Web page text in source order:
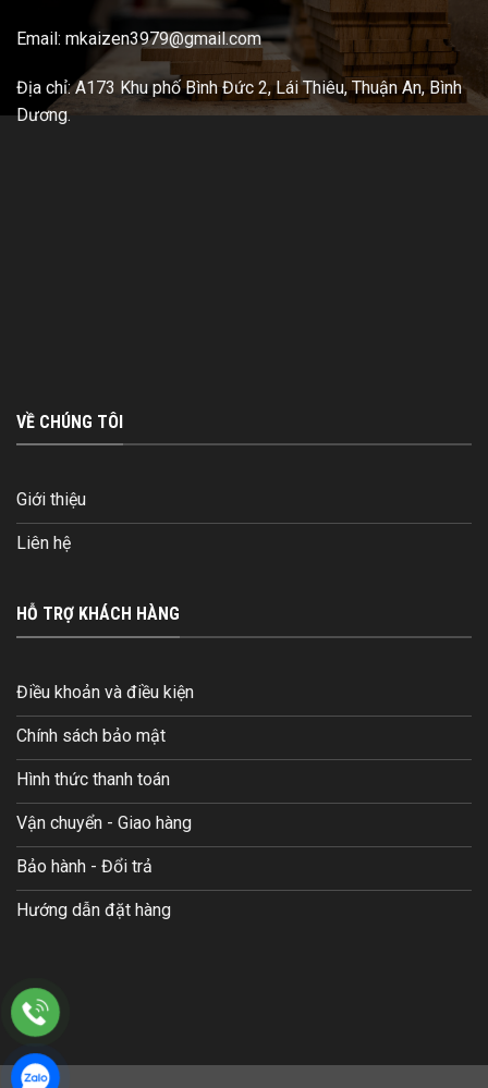
Email: mkaizen3979@gmail.com
Địa chỉ: A173 Khu phố Bình Đức 2, Lái Thiêu, Thuận An, Bình
Dương.
VỀ CHÚNG TÔI
Giới thiệu
Liên hệ
HỖ TRỢ KHÁCH HÀNG
Điều khoản và điều kiện
Chính sách bảo mật
Hình thức thanh toán
Vận chuyển - Giao hàng
Bảo hành - Đổi trả
Hướng dẫn đặt hàng